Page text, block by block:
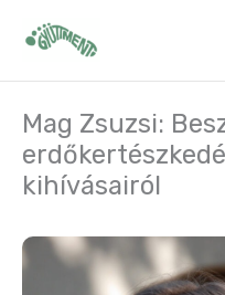
Mag Zsuzsi:
kihívásairól